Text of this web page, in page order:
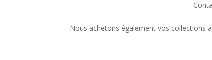
Nous achetons également vos collections